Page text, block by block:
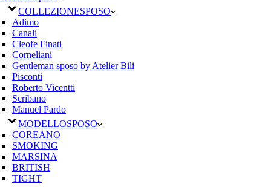
COLLEZIONESPOSO
Adimo
Canali
Cleofe Finati
Corneliani
Gentleman sposo by Atelier Bili
Pisconti
Roberto Vicentti
Scribano
Manuel Pardo
MODELLOSPOSO
COREANO
SMOKING
MARSINA
BRITISH
TIGHT